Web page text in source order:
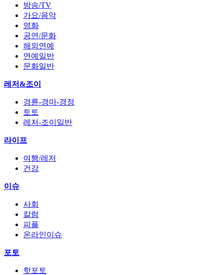
방송/TV
가요/음악
영화
공연/문화
해외연예
연예일반
문화일반
레저&조이
경륜-경마-경정
토토
레저-조이일반
라이프
여행/레저
건강
이슈
사회
칼럼
피플
온라인이슈
포토
핫포토